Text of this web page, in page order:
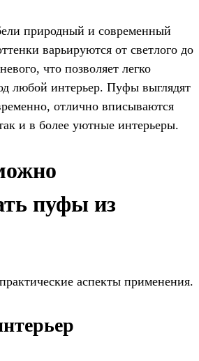
природный и современный
варьируются от светлого до
что позволяет легко
любой интерьер. Пуфы выглядят
отлично вписываются
и в более уютные интерьеры.
пуфы из
аспекты применения.